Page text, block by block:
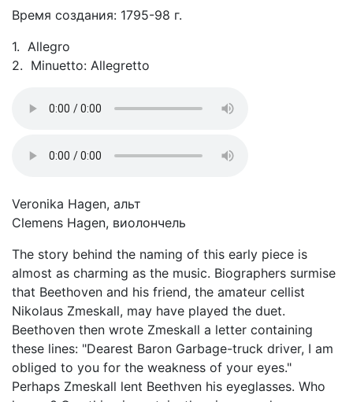
Время создания: 1795-98 г.
1. Allegro
2. Minuetto: Allegretto
Veronika Hagen, альт
Clemens Hagen, виолончель
The story behind the naming of this early piece is
almost as charming as the music. Biographers surmise
that Beethoven and his friend, the amateur cellist
Nikolaus Zmeskall, may have played the duet.
Beethoven then wrote Zmeskall a letter containing
these lines: "Dearest Baron Garbage-truck driver, I am
obliged to you for the weakness of your eyes."
Perhaps Zmeskall lent Beethven his eyeglasses. Who